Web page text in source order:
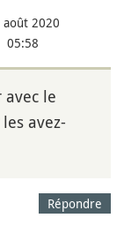
août 2020
05:58
le
avez-
Répondre